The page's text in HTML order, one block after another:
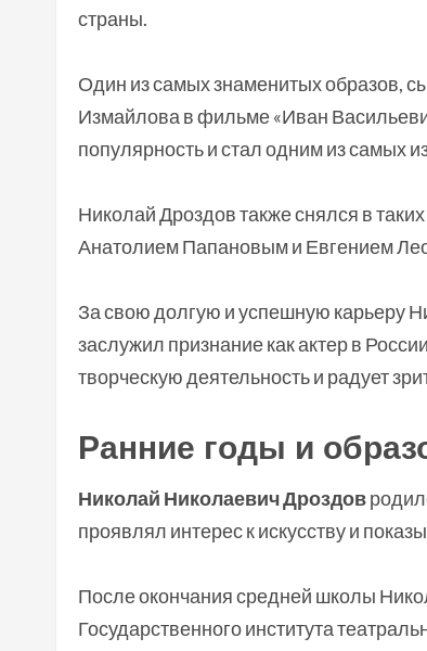
страны.
Один из самых знаменитых образов,
Измайлова в фильме «Иван
популярность и стал одним из самых
Николай Дроздов также снялся в
Анатолием Папановым и Евгением
За свою долгую и успешную карьеру
заслужил признание как актер в
творческую деятельность и радует
Ранние годы и
Николай Николаевич Дроздов
проявлял интерес к искусству и
После окончания средней школы
Государственного института